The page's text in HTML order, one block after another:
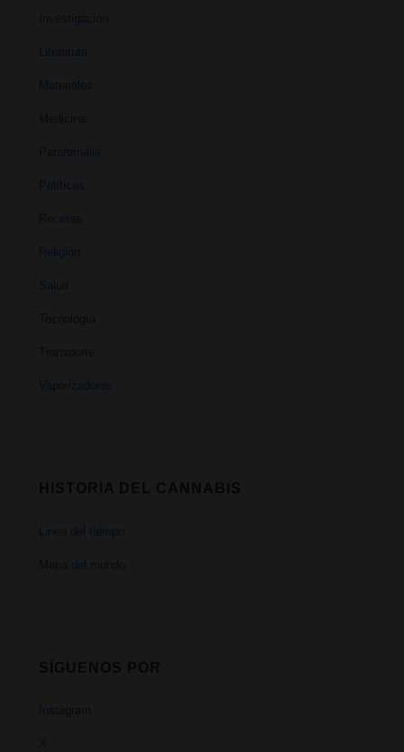
Investigación
Literatura
Materiales
Medicina
Parafernalia
Políticas
Recetas
Religión
Salud
Tecnología
Transporte
Vaporizadores
Linea del tiempo
Mapa del mundo
Instagram
X